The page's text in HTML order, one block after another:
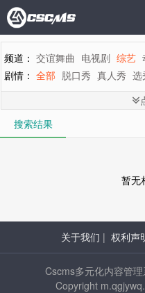
频道： 交谊舞曲 电视剧 综艺
剧情： 全部 脱口秀 真人秀 选
地区： 全部 内地 香港 台湾
年代： 全部 2015 2014 2013
字母： 全部
搜索结果
暂无
关于我们 | 权利声
Cscms多元化内容管
Copyright